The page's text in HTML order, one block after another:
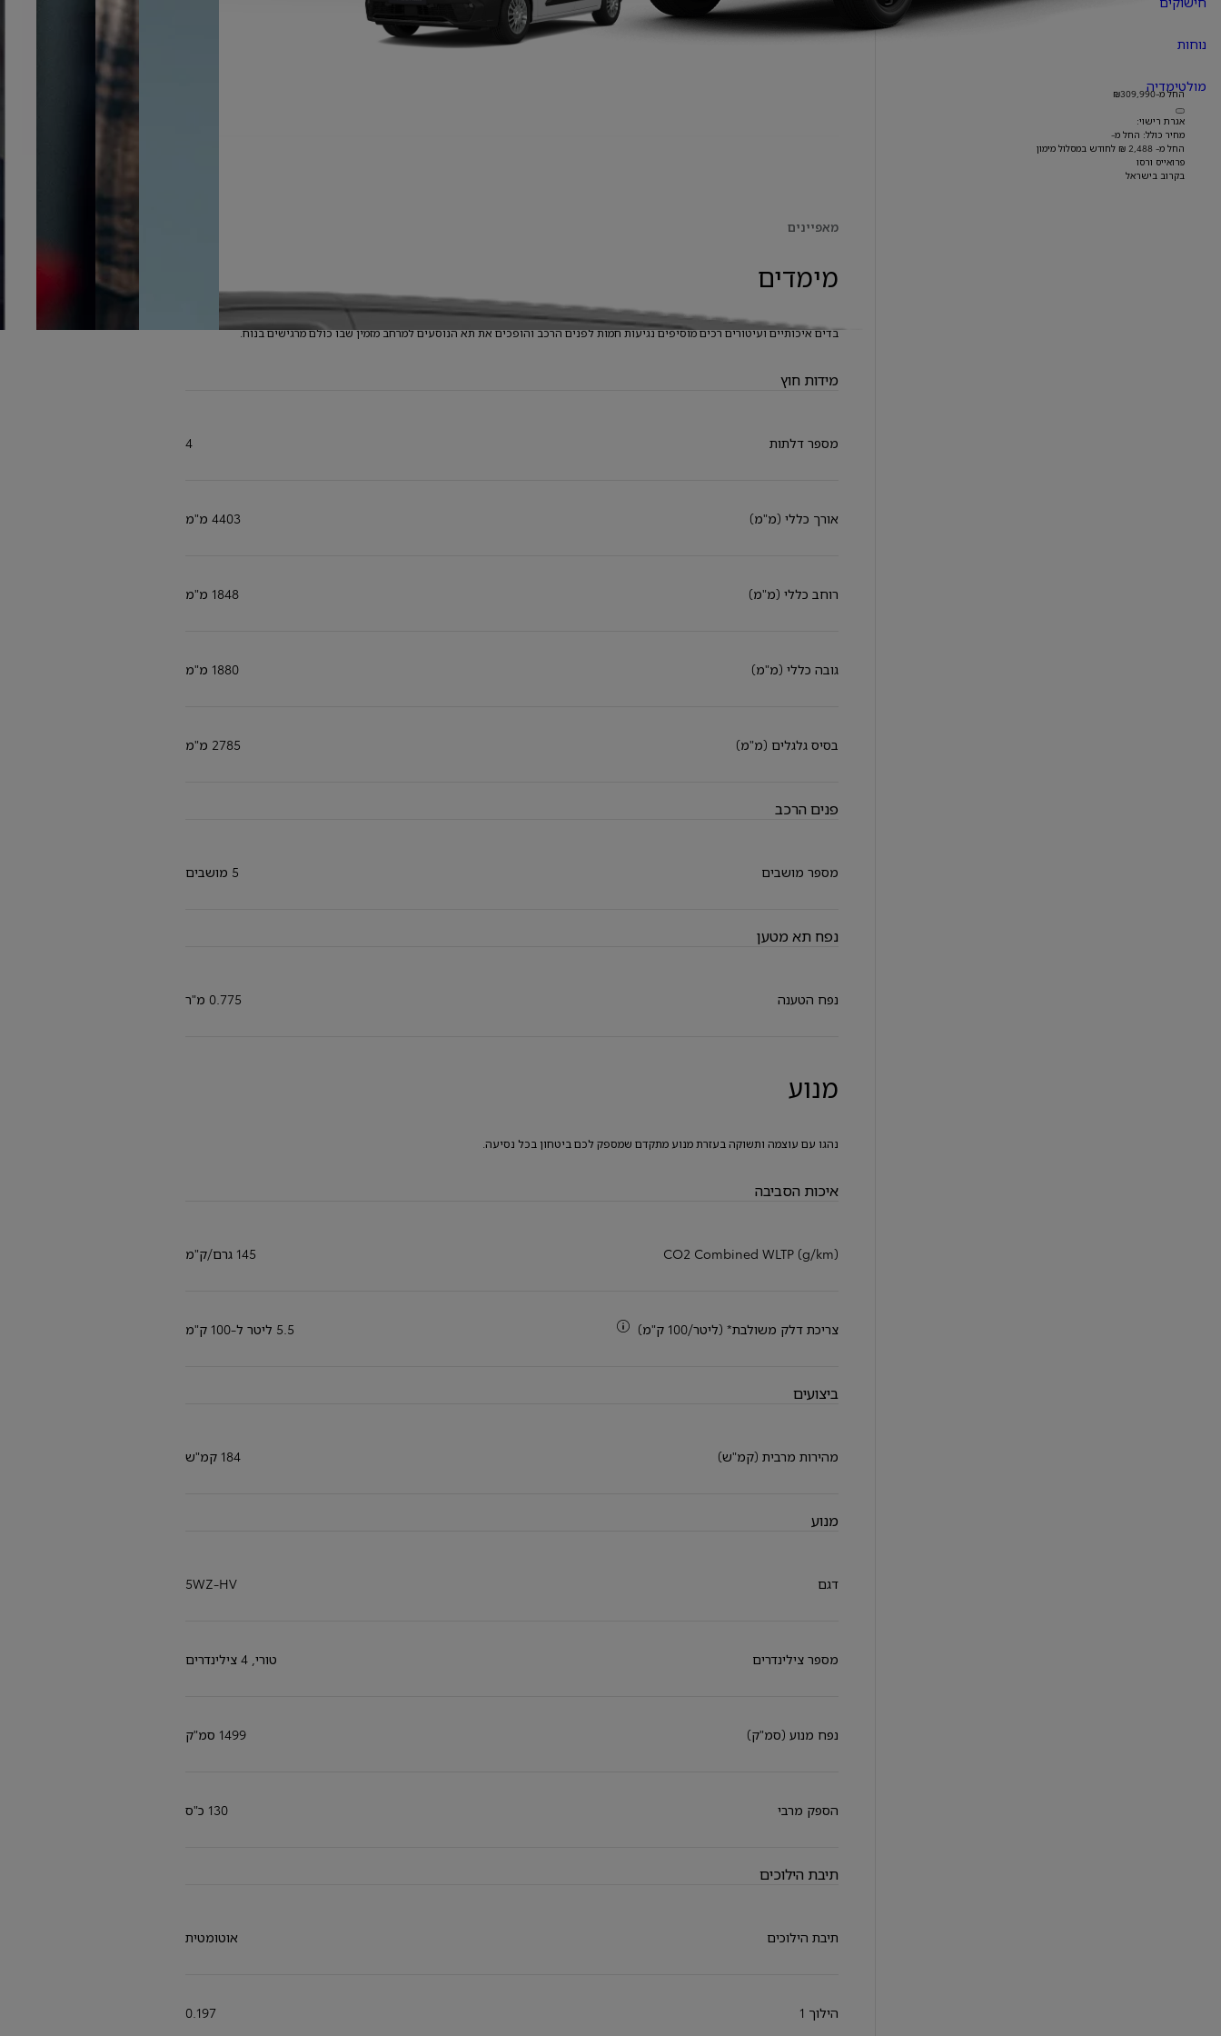
החל מ-₪309,990
אגרת רישוי:
מחיר כולל: החל מ-
החל מ- 2,488 ₪ לחודש במסלול מימון
פרואייס ורסו
בקרוב בישראל
רכבים היברידיים
כל מה שרציתם לדעת על רכבים היברידיים
נוחות
מולטימדיה
מאפיינים
מימדים
בדים איכותיים ועיטורים רכים מוסיפים נגיעות חמות לפנים הרכב והופכים את תא הנוסעים למרחב מזמין שבו כולם מרגישים בנוח.
מידות חוץ
מספר דלתות 4
אורך כללי (מ"מ) 4403 מ"מ
רוחב כללי (מ"מ) 1848 מ"מ
גובה כללי (מ"מ) 1880 מ"מ
בסיס גלגלים (מ"מ) 2785 מ"מ
פנים הרכב
מספר מושבים 5 מושבים
נפח תא מטען
נפח הטענה 0.775 מ"ר
מנוע
נהגו עם עוצמה ותשוקה בעזרת מנוע מתקדם שמספק לכם ביטחון בכל נסיעה.
איכות הסביבה
CO2 Combined WLTP (g/km) 145 גרם/ק"מ
צריכת דלק משולבת* (ליטר/100 ק"מ) 5.5 ליטר ל-100 ק"מ
ביצועים
מהירות מרבית (קמ"ש) 184 קמ"ש
מנוע
דגם 5WZ-HV
מספר צילינדרים טורי, 4 צילינדרים
נפח מנוע (סמ"ק) 1499 סמ"ק
הספק מרבי 130 כ"ס
תיבת הילוכים
תיבת הילוכים אוטומטית
הילוך 1 0.197